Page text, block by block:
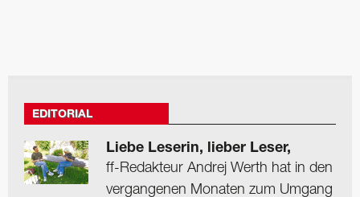
EDITORIAL
Liebe Leserin, lieber Leser,
ff-Redakteur Andrej Werth hat in den
vergangenen Monaten zum Umgang